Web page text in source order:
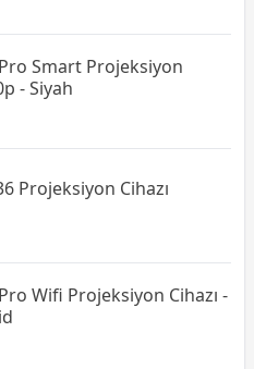
Smart Projeksiyon
- Siyah
Projeksiyon Cihazı
Wifi Projeksiyon Cihazı -